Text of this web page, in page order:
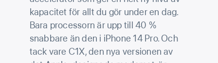
kapacitet för allt du gör under en dag.
Bara processorn är upp till 40 %
snabbare än den i iPhone 14 Pro. Och
tack vare C1X, den nya versionen av